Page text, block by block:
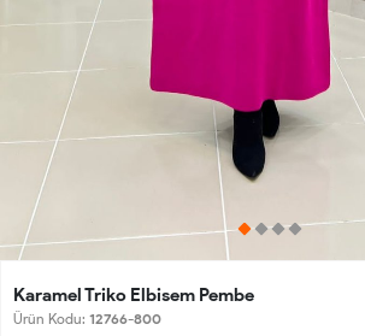
Karamel Triko Elbisem Pembe
Ürün Kodu: 12766-800